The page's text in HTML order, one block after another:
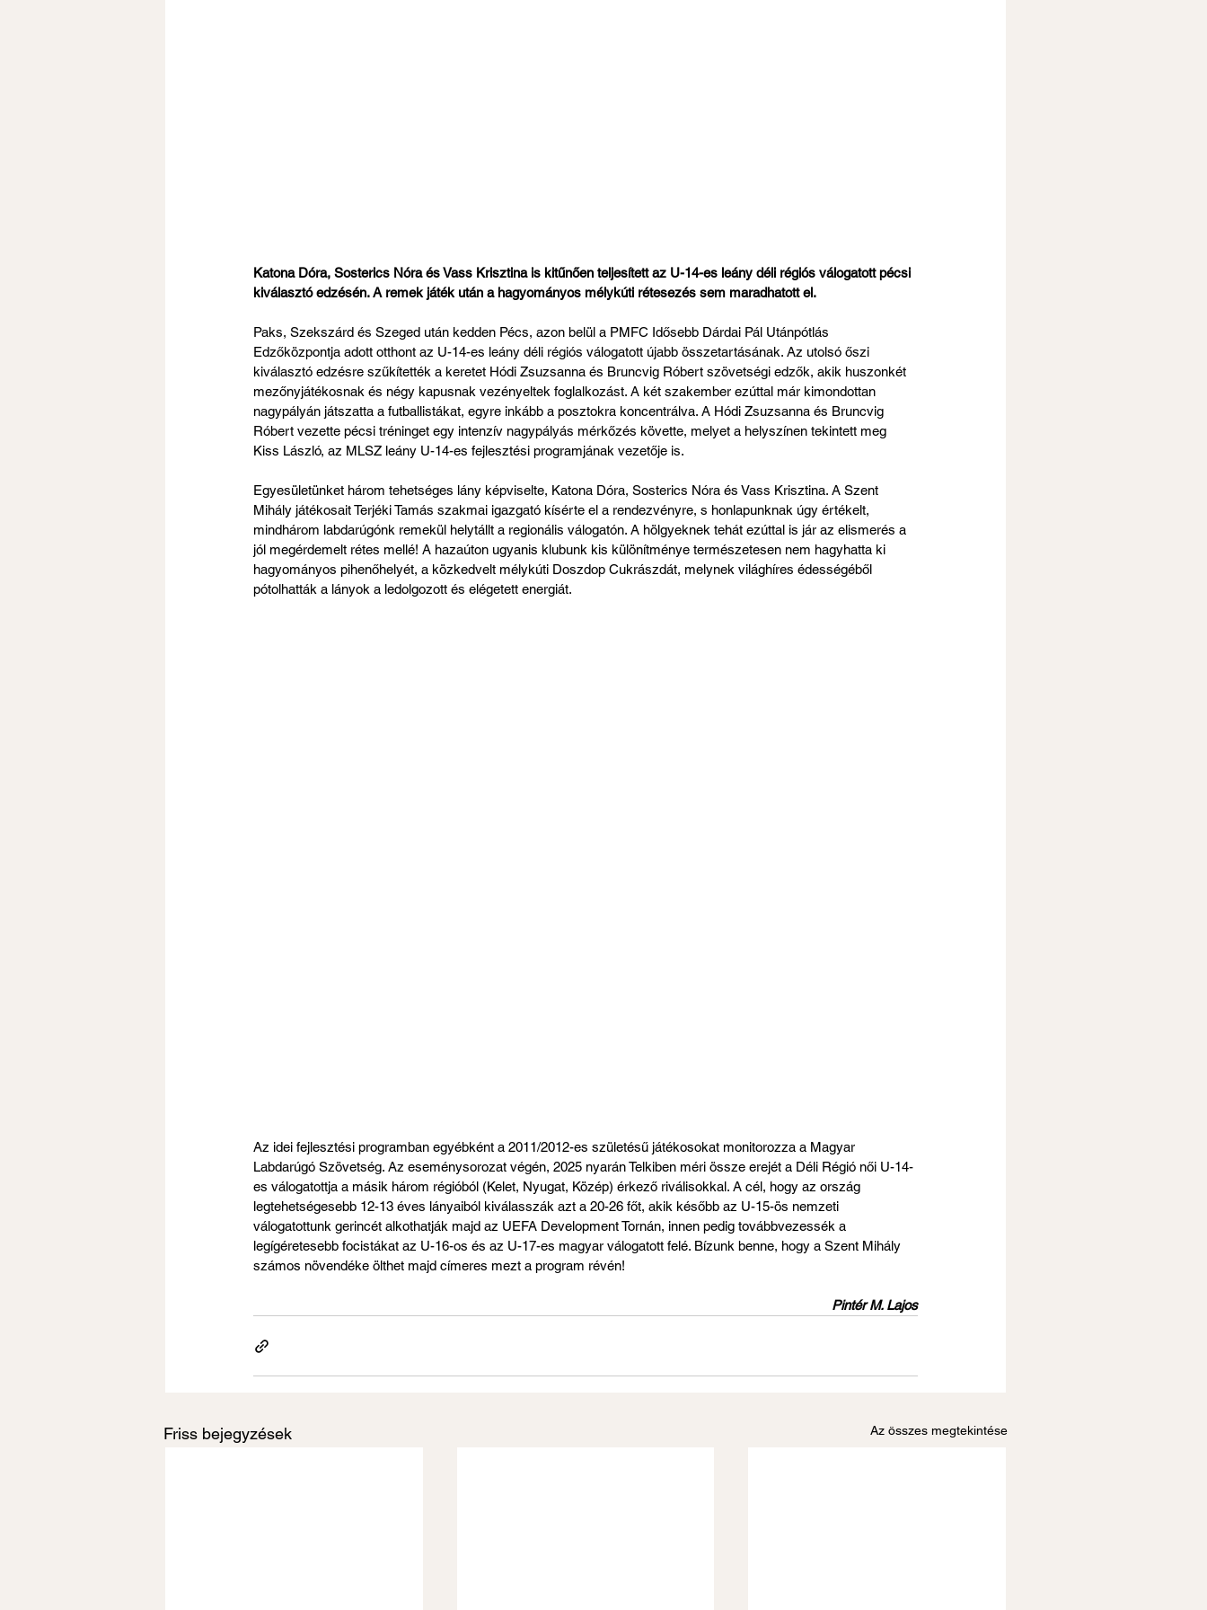
Katona Dóra, Sosterics Nóra és Vass Krisztina is kitűnően teljesített az U-14-es leány déli régiós válogatott pécsi
kiválasztó edzésén. A remek játék után a hagyományos mélykúti rétesezés sem maradhatott el.
Paks, Szekszárd és Szeged után kedden Pécs, azon belül a PMFC Idősebb Dárdai Pál Utánpótlás
Edzőközpontja adott otthont az U-14-es leány déli régiós válogatott újabb összetartásának. Az utolsó őszi
kiválasztó edzésre szűkítették a keretet Hódi Zsuzsanna és Bruncvig Róbert szövetségi edzők, akik huszonkét
mezőnyjátékosnak és négy kapusnak vezényeltek foglalkozást. A két szakember ezúttal már kimondottan
nagypályán játszatta a futballistákat, egyre inkább a posztokra koncentrálva. A Hódi Zsuzsanna és Bruncvig
Róbert vezette pécsi tréninget egy intenzív nagypályás mérkőzés követte, melyet a helyszínen tekintett meg
Kiss László, az MLSZ leány U-14-es fejlesztési programjának vezetője is.
Egyesületünket három tehetséges lány képviselte, Katona Dóra, Sosterics Nóra és Vass Krisztina. A Szent
Mihály játékosait Terjéki Tamás szakmai igazgató kísérte el a rendezvényre, s honlapunknak úgy értékelt,
mindhárom labdarúgónk remekül helytállt a regionális válogatón. A hölgyeknek tehát ezúttal is jár az elismerés a
jól megérdemelt rétes mellé! A hazaúton ugyanis klubunk kis különítménye természetesen nem hagyhatta ki
hagyományos pihenőhelyét, a közkedvelt mélykúti Doszdop Cukrászdát, melynek világhíres édességéből
pótolhatták a lányok a ledolgozott és elégetett energiát.
Az idei fejlesztési programban egyébként a 2011/2012-es születésű játékosokat monitorozza a Magyar
Labdarúgó Szövetség. Az eseménysorozat végén, 2025 nyarán Telkiben méri össze erejét a Déli Régió női U-14-
es válogatottja a másik három régióból (Kelet, Nyugat, Közép) érkező riválisokkal. A cél, hogy az ország
legtehetségesebb 12-13 éves lányaiból kiválasszák azt a 20-26 főt, akik később az U-15-ös nemzeti
válogatottunk gerincét alkothatják majd az UEFA Development Tornán, innen pedig továbbvezessék a
legígéretesebb focistákat az U-16-os és az U-17-es magyar válogatott felé. Bízunk benne, hogy a Szent Mihály
számos növendéke ölthet majd címeres mezt a program révén!
Pintér M. Lajos
Friss bejegyzések Az összes megtekintése